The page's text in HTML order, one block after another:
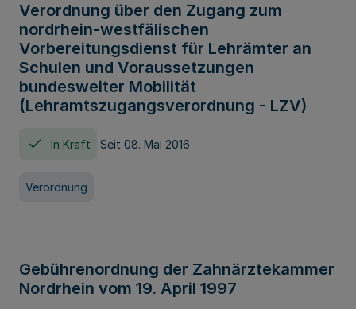
Verordnung über den Zugang zum
nordrhein-westfälischen
Vorbereitungsdienst für Lehrämter an
Schulen und Voraussetzungen
bundesweiter Mobilität
(Lehramtszugangsverordnung - LZV)
In Kraft Seit 08. Mai 2016
Verordnung
Gebührenordnung der Zahnärztekammer
Nordrhein vom 19. April 1997